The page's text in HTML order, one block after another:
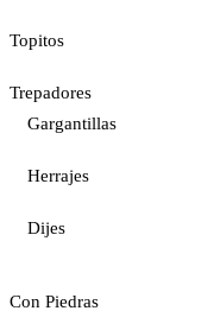
Topitos
Trepadores
Gargantillas
Herrajes
Dijes
Con Piedras